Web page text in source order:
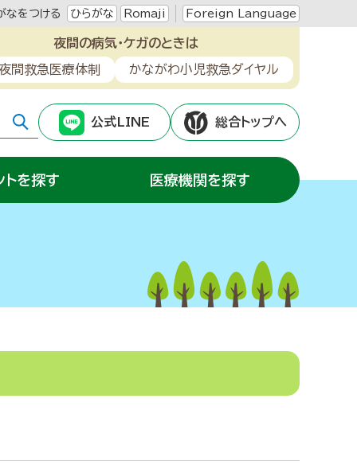
なをつける ひらがな Romaji Foreign Language
夜間の病気・ケガのときは
間救急医療体制 かながわ小児救急ダイヤル
公式LINE 総合トップへ
トを探す 医療機関を探す